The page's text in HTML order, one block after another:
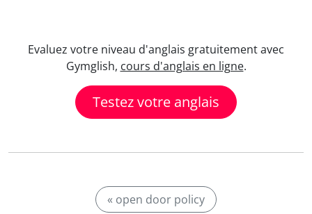
Evaluez votre niveau d'anglais gratuitement avec
Gymglish, cours d'anglais en ligne.
Testez votre anglais
« open door policy